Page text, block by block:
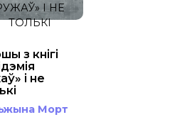
І НЕ
ТОЛЬКІ
з кнігі
і не
Морт